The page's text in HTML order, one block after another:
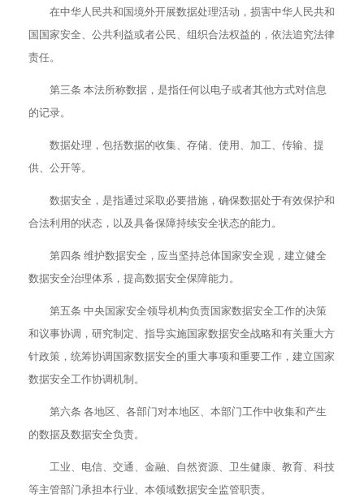
在中华人民共和国境外开展数据处理活动，损害中华人民共和
国国家安全、公共利益或者公民、组织合法权益的，依法追究法律
责任。
第三条 本法所称数据，是指任何以电子或者其他方式对信息
的记录。
数据处理，包括数据的收集、存储、使用、加工、传输、提
供、公开等。
数据安全，是指通过采取必要措施，确保数据处于有效保护和
合法利用的状态，以及具备保障持续安全状态的能力。
第四条 维护数据安全，应当坚持总体国家安全观，建立健全
数据安全治理体系，提高数据安全保障能力。
第五条 中央国家安全领导机构负责国家数据安全工作的决策
和议事协调，研究制定、指导实施国家数据安全战略和有关重大方
针政策，统筹协调国家数据安全的重大事项和重要工作，建立国家
数据安全工作协调机制。
第六条 各地区、各部门对本地区、本部门工作中收集和产生
的数据及数据安全负责。
工业、电信、交通、金融、自然资源、卫生健康、教育、科技
等主管部门承担本行业、本领域数据安全监管职责。